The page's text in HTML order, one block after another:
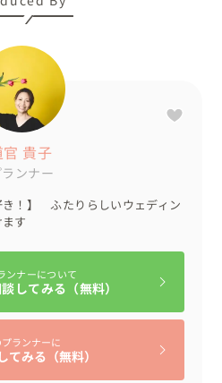
ティーを近くのコーヒー専門
を招待し、DJを用意したり、
日中とはがらっと雰囲気を変
た。
い結婚式は初めてだったよ！」
に頼んでよかった」「今度は
した。
ご友人からウェディングのご
官 貴子
ランナー
き！】 ふたりらしいウェディン
す
ンナーについて
してみる（無料）
プランナーに
てみる（無料）